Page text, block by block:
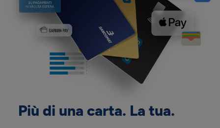
Più di una carta. La tua.